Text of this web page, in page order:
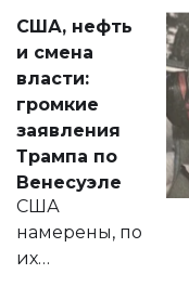
актуальных тем —
от слухов о
политических
реформах до
вопросов армии,
экономики и
личного здоровья.
США, нефть
и смена
власти:
громкие
заявления
Трампа по
Венесуэле
США
намерены, по
их